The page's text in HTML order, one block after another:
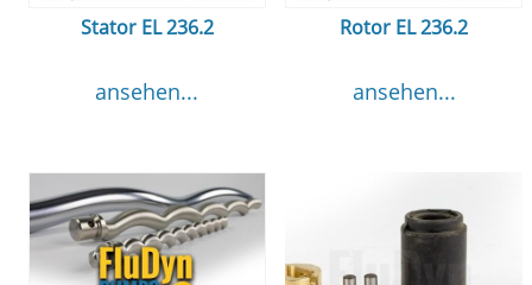
Stator EL 236.2
ansehen...
Rotor EL 236.2
ansehen...